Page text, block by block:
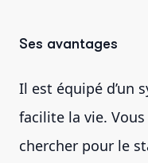
Ses avantages
Il est équipé d’un
facilite la vie. Vous
chercher pour le